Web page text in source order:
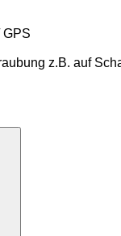
GPS
z.B. auf